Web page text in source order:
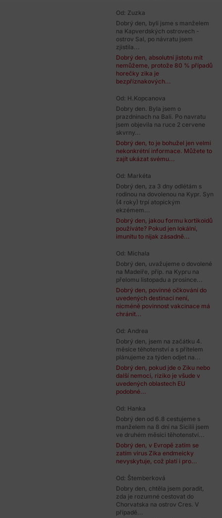
Od: Zuzka
Dobrý den, byli jsme s manželem
na Kapverdských ostrovech -
ostrov Sal, po návratu jsem
zjistila...
Dobrý den, absolutní jistotu mít
nemůžeme, protože 80 % případů
horečky zika je
bezpříznakových...
Od: H.Kopcanova
Dobry den. Byla jsem o
prazdninach na Bali. Po navratu
jsem objevila na ruce 2 cervene
skvrny...
Dobrý den, to je bohužel jen velmi
nekonkrétní informace. Můžete to
zajít ukázat svému...
Od: Markéta
Dobrý den, za 3 dny odlétám s
rodinou na dovolenou na Kypr. Syn
(4 roky) trpí atopickým
ekzémem...
Dobrý den, jakou formu kortikoidů
používáte? Pokud jen lokální,
imunitu to nijak zásadně...
Od: Michala
Dobrý den, uvažujeme o dovolené
na Madeiře, příp. na Kypru na
přelomu listopadu a prosince...
Dobrý den, povinné očkování do
uvedených destinací není,
nicméně povinnost vakcinace má
chránit...
Od: Andrea
Dobrý den, jsem na začátku 4.
měsíce těhotenství a s přítelem
plánujeme za týden odjet na...
Dobrý den, pokud jde o Ziku nebo
další nemoci, riziko je všude v
uvedených oblastech EU
podobné...
Od: Hanka
Dobrý den od 6.8 cestujeme s
manželem na 8 dní na Sicilii jsem
ve druhém měsíci těhotenství...
Dobrý den, v Evropě zatím se
zatím virus Zika endmeicky
nevyskytuje, což platí i pro...
Od: Štemberková
Dobry den, chtěla jsem poradit,
zda je rozumné cestovat do
Chorvatska na ostrov Cres. V
případě...